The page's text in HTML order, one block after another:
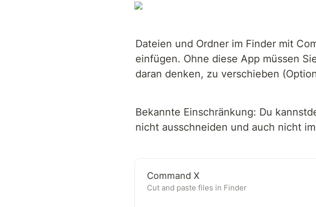
Dateien und Ordner im Finder mit
einfügen. Ohne diese App müssen
daran denken, zu verschieben
Bekannte Einschränkung: Du
nicht ausschneiden und auch nicht
Command X
Cut and paste files in Finder